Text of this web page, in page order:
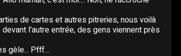
de cartes et autres pitreries, nous voilà
l'autre entrée, des gens viennent près
gèle... Pfff...